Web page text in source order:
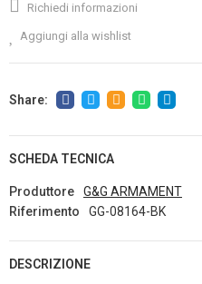
Richiedi informazioni
Aggiungi alla wishlist
SCHEDA TECNICA
Produttore
G&G ARMAMENT
Riferimento
GG-08164-BK
DESCRIZIONE